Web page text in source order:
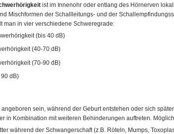
ist im Innenohr oder entlang des Hörnerven
Mischformen der Schallleitungs- und der
man in vier verschiedene Schweregrade:
(bis 40 dB)
(40-70 dB)
(70-90 dB)
dB)
sein, während der Geburt entstehen oder sich
in Kombination mit weiteren Behinderungen auftreten.
während der Schwangerschaft (z.B. Röteln, Mumps,